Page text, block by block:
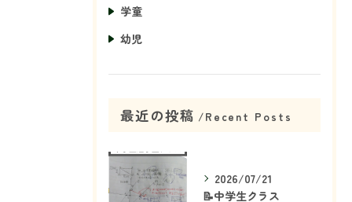
学童
幼児
最近の投稿 Recent Posts
2026/07/21
📝中学生クラス